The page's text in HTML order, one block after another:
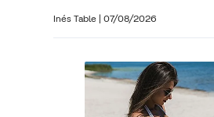
Inés Table | 07/08/2026